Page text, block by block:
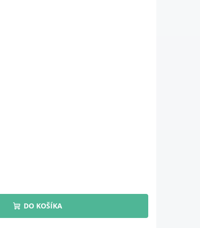
DO KOŠÍKA